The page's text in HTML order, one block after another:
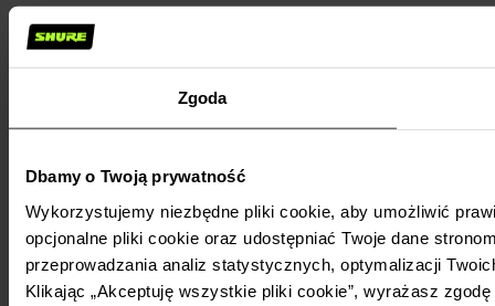
Zgoda
Dbamy o Twoją prywatność
Wykorzystujemy niezbędne pliki cookie, aby umożliwić
opcjonalne pliki cookie oraz udostępniać Twoje dane
przeprowadzania analiz statystycznych, optymalizacji
Klikając „Akceptuję wszystkie pliki cookie”, wyrażasz